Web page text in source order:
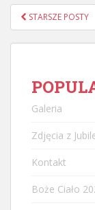
POSTÓW
STARSZE POSTY
Galeria
Zdjęcia z
Kontakt
Boże Ciało